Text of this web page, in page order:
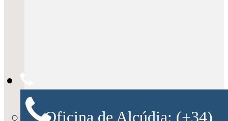
CONTACTA CON NOSOTROS:
Oficina de Alcúdia: (+34)